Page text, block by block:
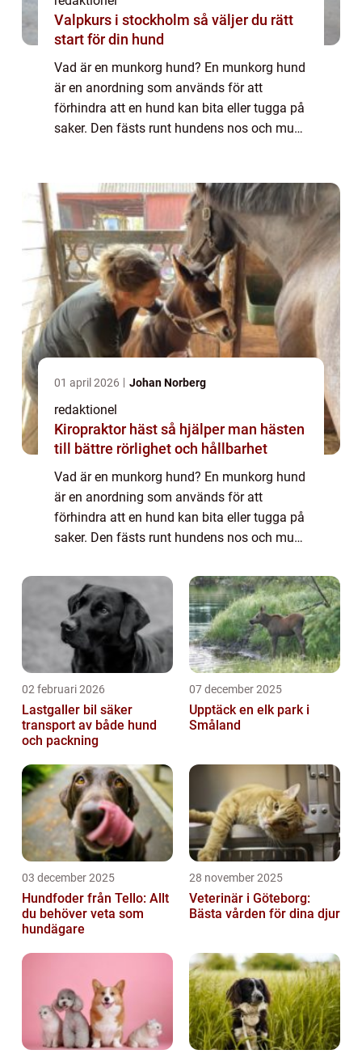
Valpkurs i stockholm så väljer du rätt
start för din hund
Vad är en munkorg hund? En munkorg hund
är en anordning som används för att
förhindra att en hund kan bita eller tugga på
saker. Den fästs runt hundens nos och mun
kan v...
01 april 2026 Johan Norberg
redaktionel
Kiropraktor häst så hjälper man hästen
till bättre rörlighet och hållbarhet
Vad är en munkorg hund? En munkorg hund
är en anordning som används för att
förhindra att en hund kan bita eller tugga på
saker. Den fästs runt hundens nos och mun
förebygga eventuella skador. En munkorg
kan v...
02 februari 2026
Lastgaller bil säker
transport av både hund
och packning
07 december 2025
Upptäck en elk park i
Småland
03 december 2025
Hundfoder från Tello: Allt
du behöver veta som
hundägare
28 november 2025
Veterinär i Göteborg:
Bästa vården för dina djur